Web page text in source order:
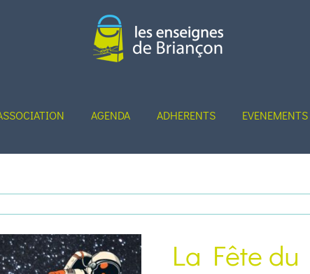
AGENDA ADHERENTS EVENEMENTS
La Fête du